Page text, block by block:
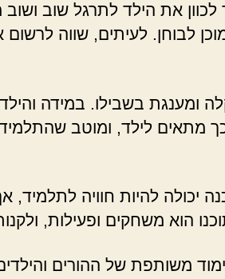
לכוון את הילד לתרגל שוב
לבוחן. לעיתים, שווה
בשבילו. במידה
כך מתאים לילד, ומוטב
יכולה להיות חוויה לתלמיד,
הוא משחקים ופעילות,
משותפת של ההורים והילדים.